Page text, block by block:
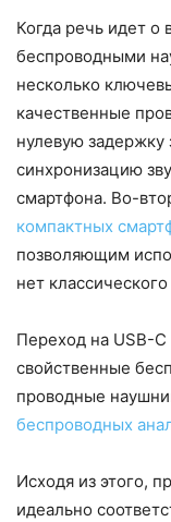
Когда речь идет
беспроводными
несколько
качественные
нулевую задержку
синхронизацию
смартфона. Во-
компактных
позволяющим
нет
Переход на USB-
свойственные
проводные
беспроводных
Исходя из этого,
идеально